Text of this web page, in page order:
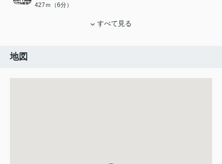
427ｍ（6分）
すべて見る
地図